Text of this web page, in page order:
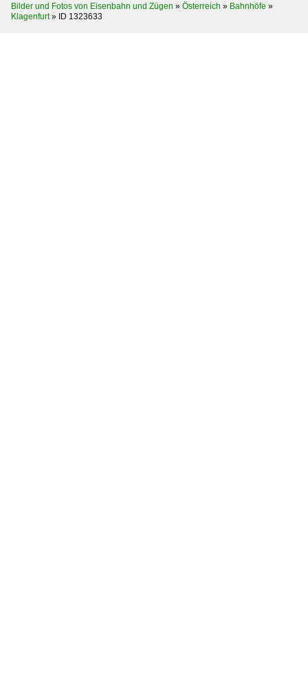
Bilder und Fotos von Eisenbahn und Zügen » Österreich » Bahnhöfe »
Klagenfurt» ID 1323633